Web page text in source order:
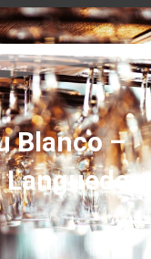
Blanco –
Languedoc